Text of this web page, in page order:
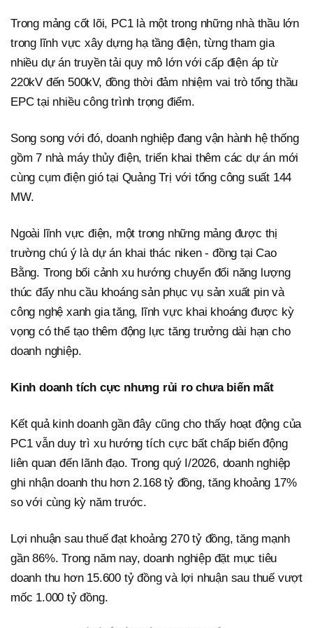
Trong mảng cốt lõi, PC1 là một trong những nhà thầu lớn
trong lĩnh vực xây dựng hạ tầng điện, từng tham gia
nhiều dự án truyền tải quy mô lớn với cấp điện áp từ
220kV đến 500kV, đồng thời đảm nhiệm vai trò tổng thầu
EPC tại nhiều công trình trọng điểm.
Song song với đó, doanh nghiệp đang vận hành hệ thống
gồm 7 nhà máy thủy điện, triển khai thêm các dự án mới
cùng cụm điện gió tại Quảng Trị với tổng công suất 144
MW.
Ngoài lĩnh vực điện, một trong những mảng được thị
trường chú ý là dự án khai thác niken - đồng tại Cao
Bằng. Trong bối cảnh xu hướng chuyển đổi năng lượng
thúc đẩy nhu cầu khoáng sản phục vụ sản xuất pin và
công nghệ xanh gia tăng, lĩnh vực khai khoáng được kỳ
vọng có thể tạo thêm động lực tăng trưởng dài hạn cho
doanh nghiệp.
Kinh doanh tích cực nhưng rủi ro chưa biến mất
Kết quả kinh doanh gần đây cũng cho thấy hoạt động của
PC1 vẫn duy trì xu hướng tích cực bất chấp biến động
liên quan đến lãnh đạo. Trong quý I/2026, doanh nghiệp
ghi nhận doanh thu hơn 2.168 tỷ đồng, tăng khoảng 17%
so với cùng kỳ năm trước.
Lợi nhuận sau thuế đạt khoảng 270 tỷ đồng, tăng mạnh
gần 86%. Trong năm nay, doanh nghiệp đặt mục tiêu
doanh thu hơn 15.600 tỷ đồng và lợi nhuận sau thuế vượt
mốc 1.000 tỷ đồng.